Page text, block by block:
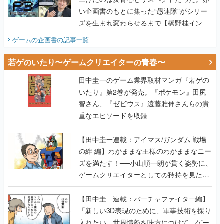
ゲームの企画書の記事一覧
若ゲのいたり〜ゲームクリエイターの青春〜
田中圭一のゲーム業界取材マンガ『若ゲの
いたり』第2巻が発売。『ポケモン』田尻
智さん、『ゼビウス』遠藤雅伸さんらの貴
重なエピソードを収録
【田中圭一連載：アイマス/ガンダム 戦場
の絆 編】わがままな王様のわがままなニー
ズを満たす！──小山順一朗が貫く姿勢に、
ゲームクリエイターとしての矜持を見た
【若ゲのいたり最終回】
【田中圭一連載：バーチャファイター編】
「新しい3D表現のために、軍事技術を採り
入れたい」世界情勢を味方につけて、ゲー
ムに革命をもたらした鈴木 裕の功績【若ゲ
のいたり】
【田中圭一：若ゲのいたり】ゲーム開発統